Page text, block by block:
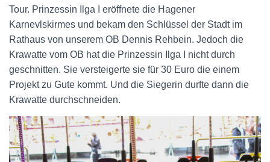
Tour. Prinzessin Ilga I eröffnete die Hagener
Karnevlskirmes und bekam den Schlüssel der Stadt im
Rathaus von unserem OB Dennis Rehbein. Jedoch die
Krawatte vom OB hat die Prinzessin Ilga I nicht durch
geschnitten. Sie versteigerte sie für 30 Euro die einem
Projekt zu Gute kommt. Und die Siegerin durfte dann die
Krawatte durchschneiden.